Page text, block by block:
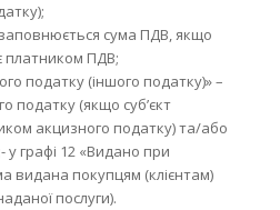
сума ПДВ, якщо
платником ПДВ;
податку (іншого податку)» –
податку (якщо суб’єкт
акцизного податку) та/або
у графі 12 «Видано при
видана покупцям (клієнтам)
послуги).